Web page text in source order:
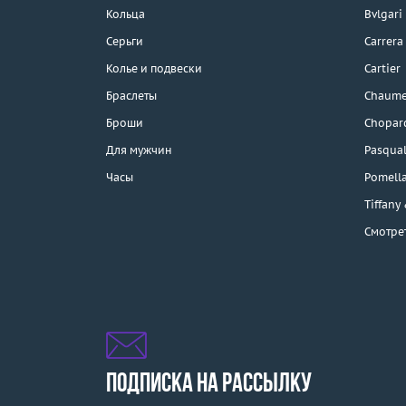
3D-тур по шоуруму
Бесплатная доставка
Покупка и оплата
Кольца
Серьги
Колье и подвески
Браслеты
Броши
Для мужчин
Часы
Bvlgari
Carrera
Cartier
Tiffany
ПОДПИСКА НА РАССЫЛКУ